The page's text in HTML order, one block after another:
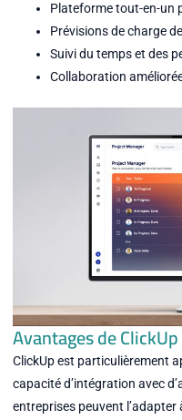
Plateforme tout-en-un
Prévisions de charge
Suivi du temps et des
Collaboration
Avantages de ClickUp
ClickUp est particulièrement
capacité d’intégration avec
entreprises peuvent